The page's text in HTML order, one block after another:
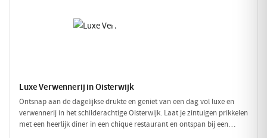
Luxe Verwennerij in Oisterwijk
Ontsnap aan de dagelijkse drukte en geniet van een dag vol luxe en
verwennerij in het schilderachtige Oisterwijk. Laat je zintuigen prikkelen
met een heerlijk diner in een chique restaurant en ontspan bij een